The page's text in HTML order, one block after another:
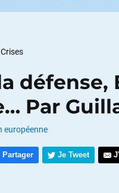
défense,
Par
européenne
Partager Je Tweet